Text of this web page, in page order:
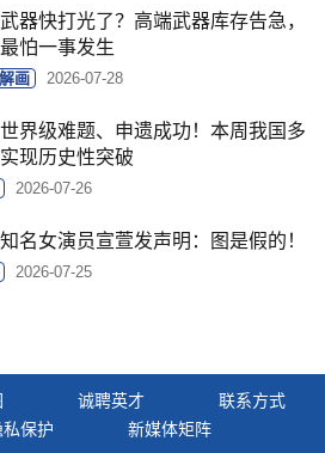
器快打光了？高端武器库存告急，
怕一事发生
画 2026-07-28
界级难题、申遗成功！本周我国多
现历史性突破
2026-07-26
名女演员宣萱发声明：图是假的！
2026-07-25
诚聘英才
联系方式
私保护 新媒体矩阵